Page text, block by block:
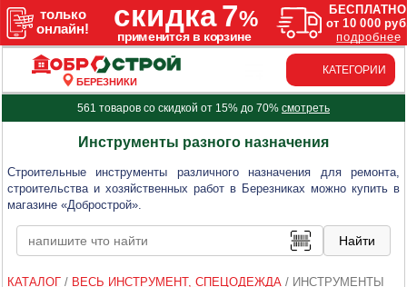
БЕРЕЗНИКИ
КАТЕГОРИИ
561 товаров со скидкой от 15% до 70% смотреть
Инструменты разного назначения
Строительные инструменты различного назначения для ремонта,
строительства и хозяйственных работ в Березниках можно купить в
магазине «Добрострой».
КАТАЛОГ/ ВЕСЬ ИНСТРУМЕНТ, СПЕЦОДЕЖДА/ ИНСТРУМЕНТЫ